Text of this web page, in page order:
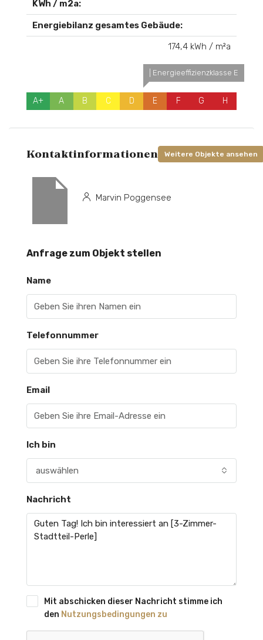
KWh / m2a:
Energiebilanz gesamtes Gebäude:
174,4 kWh / m²a
A+ A B C D
| Energieeffizienzklasse E
E F G H
Kontaktinformationen Weitere Objekte ansehen
Marvin Poggensee
Anfrage zum Objekt stellen
Name
Telefonnummer
Email
Ich bin
auswählen
Nachricht
Mit abschicken dieser Nachricht stimme ich
den Nutzungsbedingungen zu